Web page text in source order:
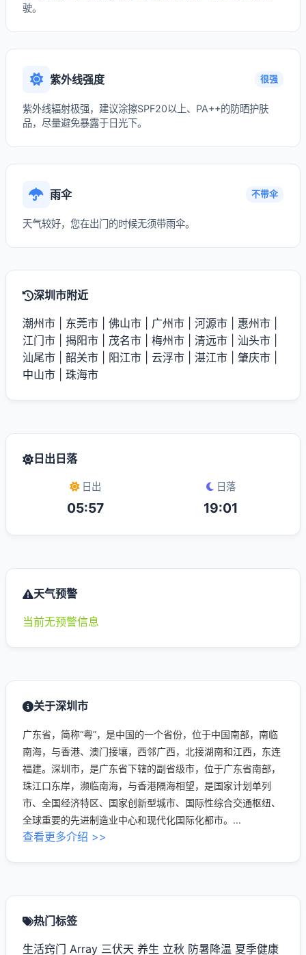
驶。
紫外线强度 很强
紫外线辐射极强，建议涂擦SPF20以上、PA++的防晒护肤
品，尽量避免暴露于日光下。
雨伞 不带伞
天气较好，您在出门的时候无须带雨伞。
深圳市附近
潮州市 东莞市 佛山市 广州市 河源市 惠州市
江门市
揭阳市 茂名市 梅州市 清远市 汕头市
汕尾市
韶关市 阳江市 云浮市 湛江市 肇庆市
中山市
珠海市
日出日落
日出
05:57
日落
19:01
天气预警
当前无预警信息
关于深圳市
广东省，简称“粤”，是中国的一个省份，位于中国南部，南临
南海，与香港、澳门接壤，西邻广西，北接湖南和江西，东连
福建。深圳市，是广东省下辖的副省级市，位于广东省南部，
珠江口东岸，濒临南海，与香港隔海相望，是国家计划单列
市、全国经济特区、国家创新型城市、国际性综合交通枢纽、
全球重要的先进制造业中心和现代化国际化都市。...
查看更多介绍 >>
热门标签
生活窍门 Array 三伏天 养生 立秋 防暑降温 夏季健康